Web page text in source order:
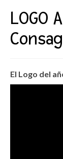
LOGO
El Logo del